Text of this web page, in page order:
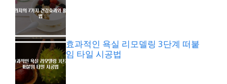
효과적인 욕실 리모델링 3단계 떠붙
임 타일 시공법